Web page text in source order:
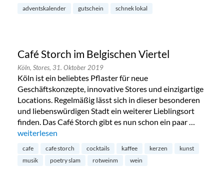
adventskalender gutschein schnek lokal
Café Storch im Belgischen Viertel
Köln, Stores, 31. Oktober 2019
Köln ist ein beliebtes Pflaster für neue
Geschäftskonzepte, innovative Stores und einzigartige
Locations. Regelmäßig lässt sich in dieser besonderen
und liebenswürdigen Stadt ein weiterer Lieblingsort
finden. Das Café Storch gibt es nun schon ein paar …
„Café Storch im Belgischen Viertel“
weiterlesen
cafe cafe storch cocktails kaffee kerzen
kunst
musik
poetry slam rotweinm wein